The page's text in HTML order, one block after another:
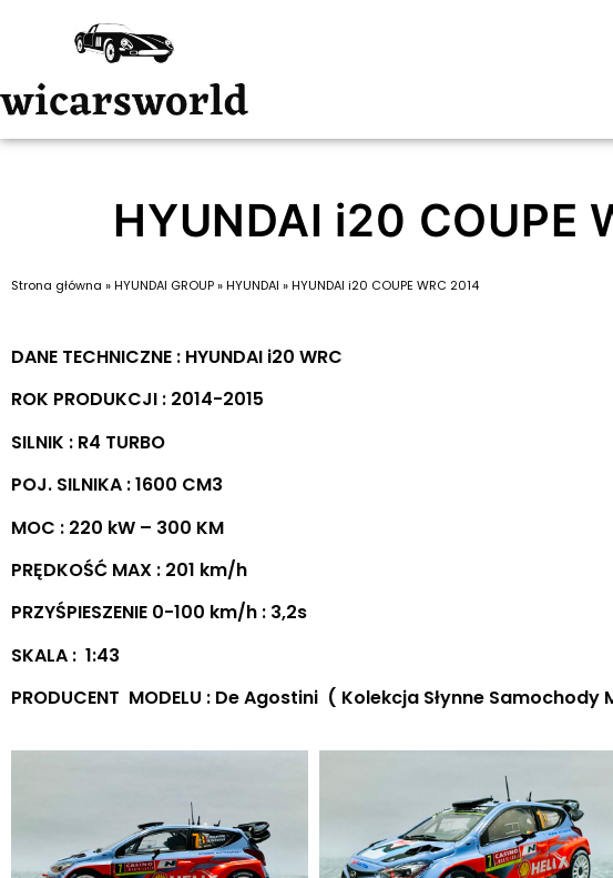
HYUNDAI i20 COUPE
Strona główna »HYUNDAI GROUP»HYUNDAI »HYUNDAI i20 COUPE WRC 2014
DANE TECHNICZNE : HYUNDAI i20 WRC
ROK PRODUKCJI : 2014-2015
SILNIK : R4 TURBO
POJ. SILNIKA : 1600 CM3
MOC : 220 kW – 300 KM
PRĘDKOŚĆ MAX : 201 km/h
PRZYŚPIESZENIE 0-100 km/h : 3,2s
SKALA : 1:43
PRODUCENT MODELU : De Agostini ( Kolekcja Słynne